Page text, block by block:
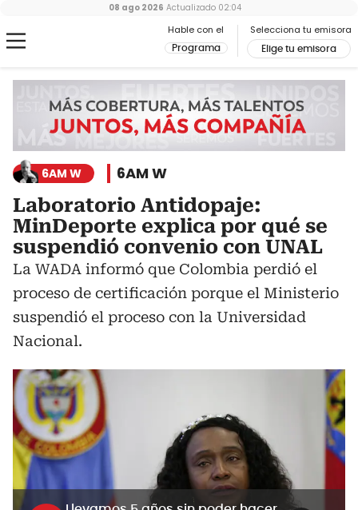
Hable con el
Programa
Selecciona tu emisora
Elige tu emisora
08 ago 2026 Actualizado 02:04
6AM W 6AM W
Laboratorio Antidopaje:
MinDeporte explica por qué se
suspendió convenio con UNAL
La WADA informó que Colombia perdió el
proceso de certificación porque el Ministerio
suspendió el proceso con la Universidad
Nacional.